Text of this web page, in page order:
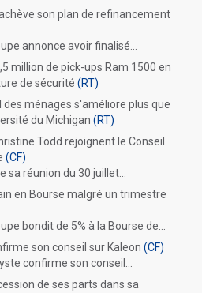
son plan de refinancement
annonce avoir finalisé...
million de pick-ups Ram 1500 en
de sécurité (RT)
des ménages s'améliore plus que
du Michigan (RT)
Todd rejoignent le Conseil
(CF)
réunion du 30 juillet...
en Bourse malgré un trimestre
bondit de 5% à la Bourse de...
son conseil sur Kaleon (CF)
confirme son conseil...
de ses parts dans sa